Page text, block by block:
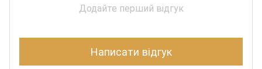
Додайте перший відгук
Написати відгук